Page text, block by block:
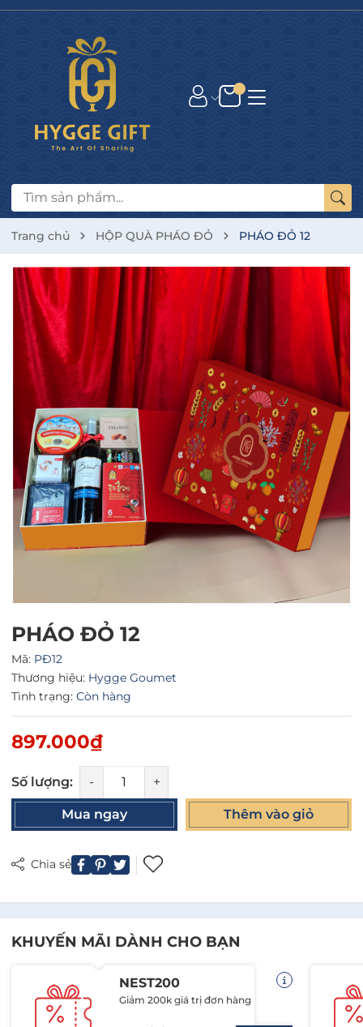
Trang chủ HỘP QUÀ PHÁO ĐỎ PHÁO ĐỎ 12
PHÁO ĐỎ 12
Mã: PĐ12
Thương hiệu: Hygge Goumet
Tình trạng: Còn hàng
897.000₫
Số lượng: - +
Mua ngay Thêm vào giỏ
Chia sẻ
KHUYẾN MÃI DÀNH CHO BẠN
NEST200
Giảm 200k giá trị đơn hàng
Mã giảm giá:
Điều kiện: